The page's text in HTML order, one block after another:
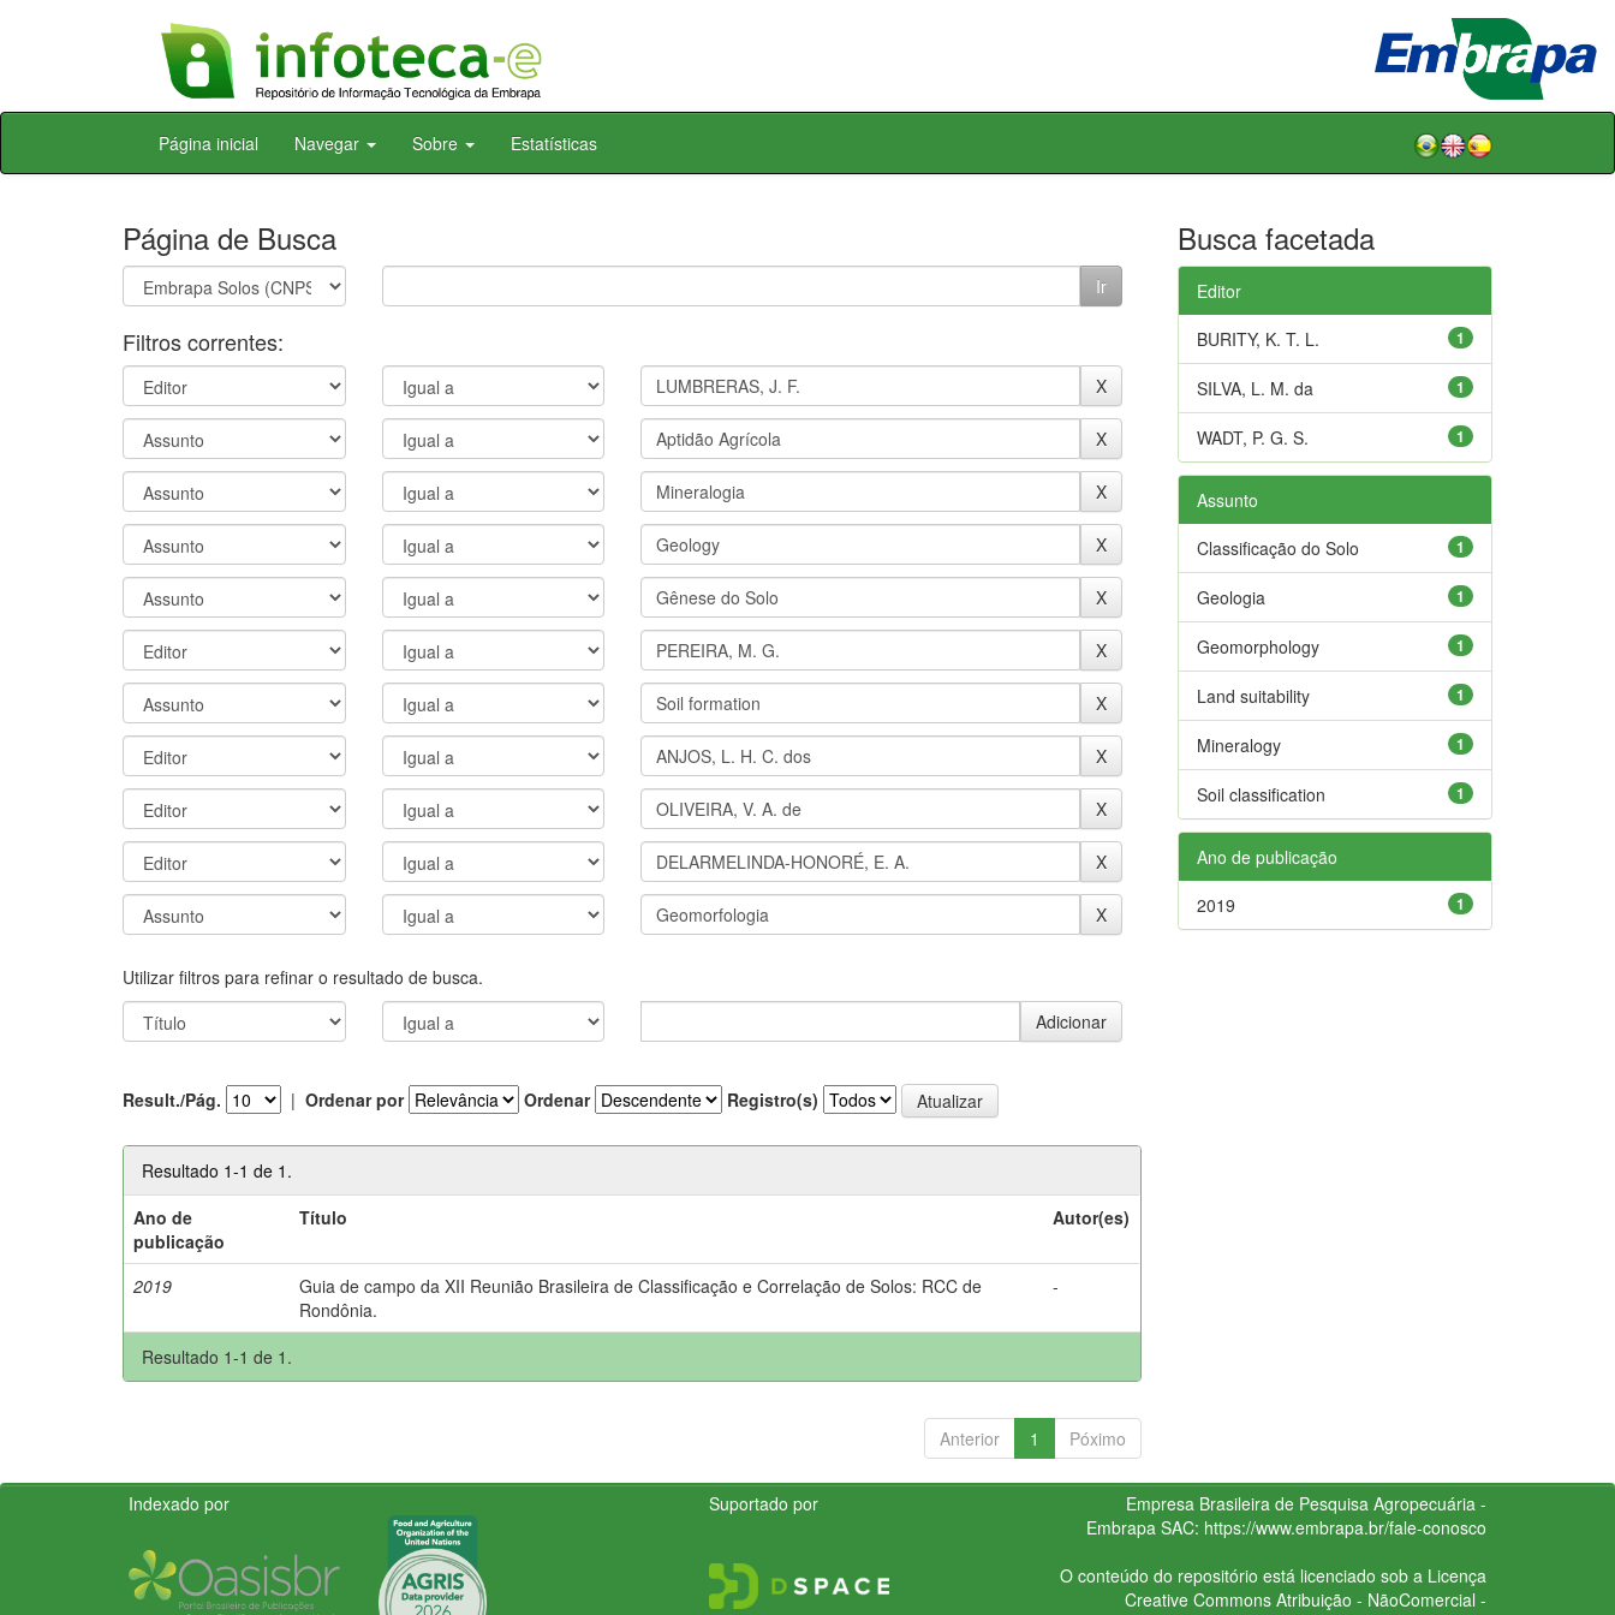
Skip
Página inicial Navegar Sobre Estatísticas
Página de Busca
Filtros correntes:
Utilizar filtros para refinar o resultado de busca.
Result./Pág. | Ordenar por Ordenar Registro(s)
Resultado 1-1 de 1.
Ano de
publicação
Título Autor(es)
2019
Guia de campo da XII Reunião Brasileira de Classificação e Correlação de Solos: RCC de
Rondônia.
-
Resultado 1-1 de 1.
Anterior 1 Póximo
Busca facetada
Editor
1
BURITY, K. T. L.
1
SILVA, L. M. da
1
WADT, P. G. S.
Assunto
1
Classificação do Solo
1
Geologia
1
Geomorphology
1
Land suitability
1
Mineralogy
1
Soil classification
Ano de publicação
1
2019
Indexado por Suportado por
Empresa Brasileira de Pesquisa Agropecuária -
Embrapa SAC: https://www.embrapa.br/fale-conosco
O conteúdo do repositório está licenciado sob a Licença
Creative CommonsAtribuição - NãoComercial -